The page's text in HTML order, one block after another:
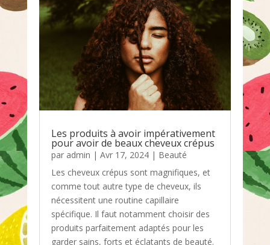
Les produits à avoir impérativement
pour avoir de beaux cheveux crépus
par admin | Avr 17, 2024| Beauté
Les cheveux crépus sont magnifiques, et
comme tout autre type de cheveux, ils
nécessitent une routine capillaire
spécifique. Il faut notamment choisir des
produits parfaitement adaptés pour les
garder sains, forts et éclatants de beauté.